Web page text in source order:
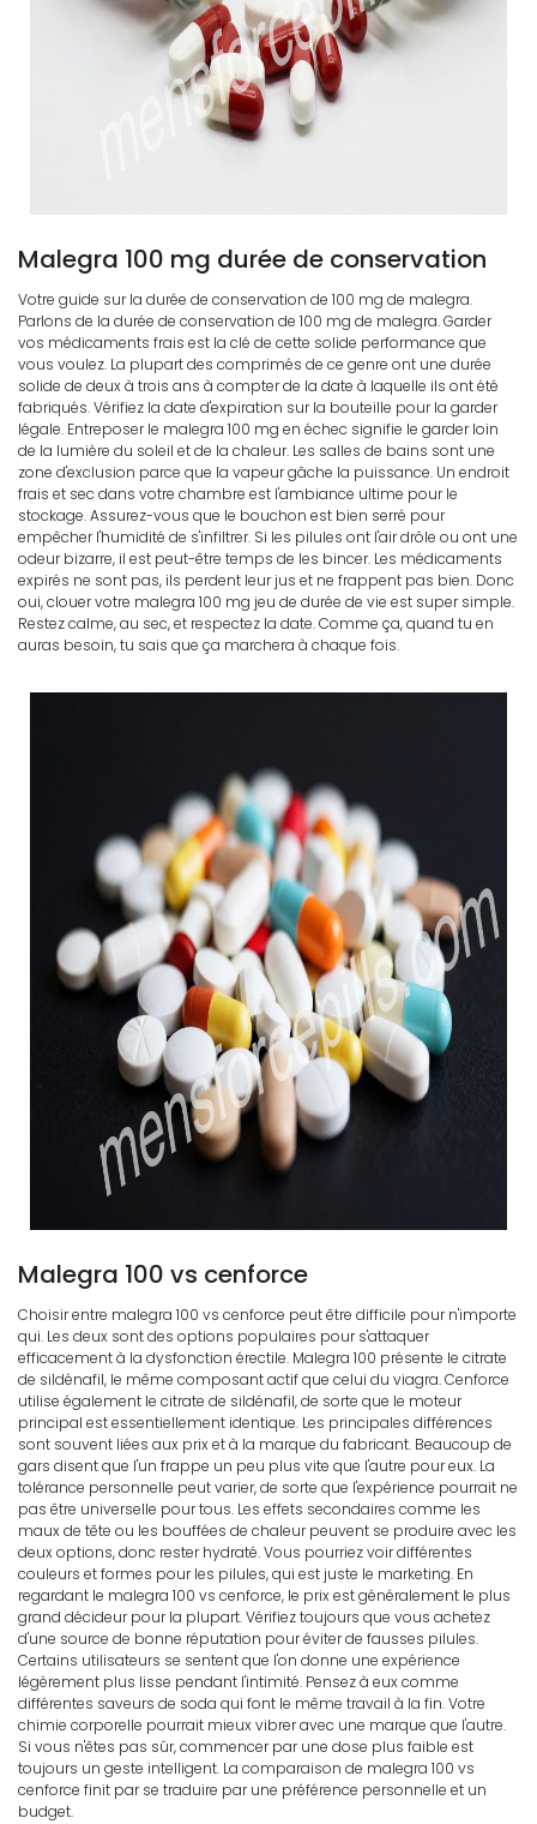
Malegra 100 mg durée de conservation
Votre guide sur la durée de conservation de 100 mg de malegra.
Parlons de la durée de conservation de 100 mg de malegra. Garder
vos médicaments frais est la clé de cette solide performance que
vous voulez. La plupart des comprimés de ce genre ont une durée
solide de deux à trois ans à compter de la date à laquelle ils ont été
fabriqués. Vérifiez la date d'expiration sur la bouteille pour la garder
légale. Entreposer le malegra 100 mg en échec signifie le garder loin
de la lumière du soleil et de la chaleur. Les salles de bains sont une
zone d'exclusion parce que la vapeur gâche la puissance. Un endroit
frais et sec dans votre chambre est l'ambiance ultime pour le
stockage. Assurez-vous que le bouchon est bien serré pour
empêcher l'humidité de s'infiltrer. Si les pilules ont l'air drôle ou ont une
odeur bizarre, il est peut-être temps de les bincer. Les médicaments
expirés ne sont pas, ils perdent leur jus et ne frappent pas bien. Donc
oui, clouer votre malegra 100 mg jeu de durée de vie est super simple.
Restez calme, au sec, et respectez la date. Comme ça, quand tu en
auras besoin, tu sais que ça marchera à chaque fois.
Malegra 100 vs cenforce
Choisir entre malegra 100 vs cenforce peut être difficile pour n'importe
qui. Les deux sont des options populaires pour s'attaquer
efficacement à la dysfonction érectile. Malegra 100 présente le citrate
de sildénafil, le même composant actif que celui du viagra. Cenforce
utilise également le citrate de sildénafil, de sorte que le moteur
principal est essentiellement identique. Les principales différences
sont souvent liées aux prix et à la marque du fabricant. Beaucoup de
gars disent que l'un frappe un peu plus vite que l'autre pour eux. La
tolérance personnelle peut varier, de sorte que l'expérience pourrait ne
pas être universelle pour tous. Les effets secondaires comme les
maux de tête ou les bouffées de chaleur peuvent se produire avec les
deux options, donc rester hydraté. Vous pourriez voir différentes
couleurs et formes pour les pilules, qui est juste le marketing. En
regardant le malegra 100 vs cenforce, le prix est généralement le plus
grand décideur pour la plupart. Vérifiez toujours que vous achetez
d'une source de bonne réputation pour éviter de fausses pilules.
Certains utilisateurs se sentent que l'on donne une expérience
légèrement plus lisse pendant l'intimité. Pensez à eux comme
différentes saveurs de soda qui font le même travail à la fin. Votre
chimie corporelle pourrait mieux vibrer avec une marque que l'autre.
Si vous n'êtes pas sûr, commencer par une dose plus faible est
toujours un geste intelligent. La comparaison de malegra 100 vs
cenforce finit par se traduire par une préférence personnelle et un
budget.